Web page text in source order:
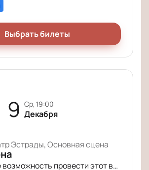
Выбрать билеты
9 ср, 19:00
Декабря
Эстрады, Основная сцена
Не упустите возможность провести этот вечер в компании героев постановки «Это всё она»!